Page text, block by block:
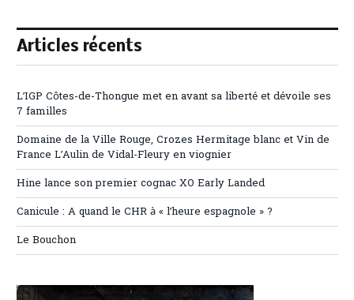
Articles récents
L’IGP Côtes-de-Thongue met en avant sa liberté et dévoile ses
7 familles
Domaine de la Ville Rouge, Crozes Hermitage blanc et Vin de
France L’Aulin de Vidal-Fleury en viognier
Hine lance son premier cognac XO Early Landed
Canicule : A quand le CHR à « l’heure espagnole » ?
Le Bouchon